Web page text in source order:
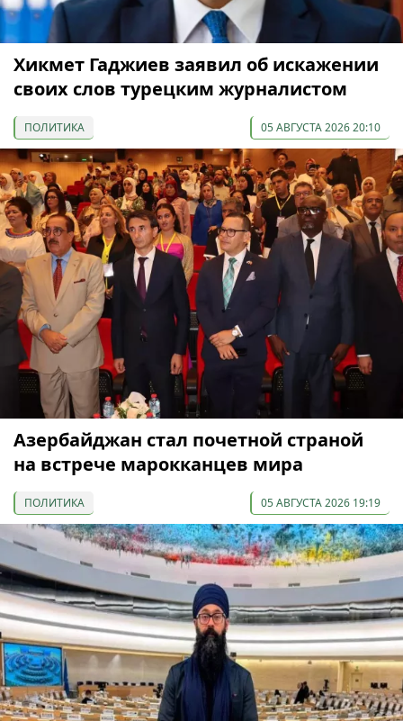
Хикмет Гаджиев заявил об искажении
своих слов турецким журналистом
ПОЛИТИКА 05 АВГУСТА 2026 20:10
Азербайджан стал почетной страной
на встрече марокканцев мира
ПОЛИТИКА 05 АВГУСТА 2026 19:19